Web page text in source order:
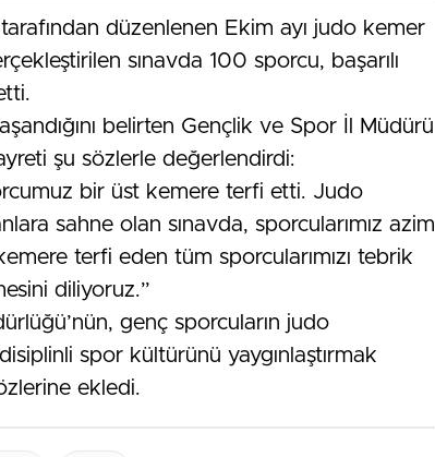
düzenlenen Ekim ayı judo kemer
sınavda 100 sporcu, başarılı
belirten Gençlik ve Spor İl Müdürü
şu sözlerle değerlendirdi:
bir üst kemere terfi etti. Judo
sahne olan sınavda, sporcularımız azim
terfi eden tüm sporcularımızı tebrik
diliyoruz.”
genç sporcuların judo
spor kültürünü yaygınlaştırmak
ekledi.